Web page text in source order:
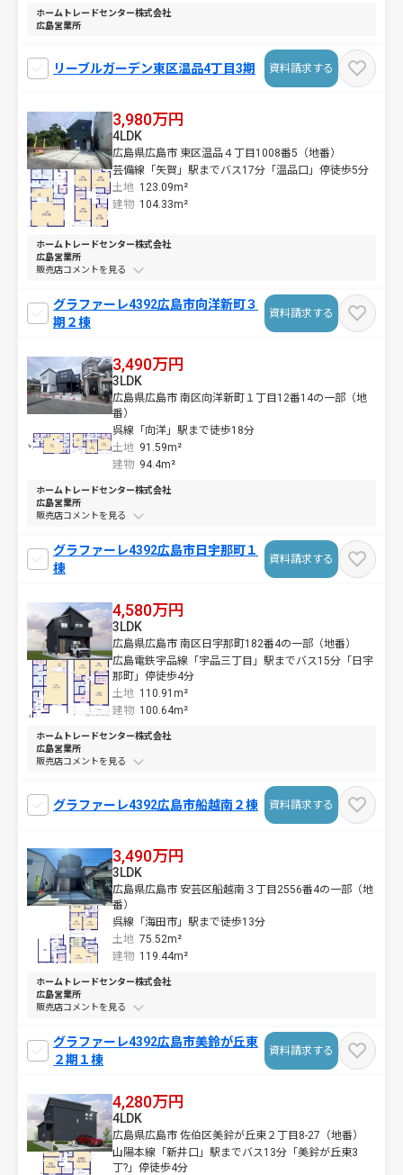
ホームトレードセンター株式会社
広島営業所
リーブルガーデン東区温品4丁目3期 資料請求する
3,980万円
広島県広島市 東区温品４丁目1008番5（地番）
芸備線「矢賀」駅までバス17分「温品口」停徒歩5分
土地 123.09m²
4LDK
建物 104.33m²
ホームトレードセンター株式会社
広島営業所
販売店コメントを
グラファーレ4392広島市向洋新町３
期２棟
資料請求する
3,490万円
広島県広島市 南区向洋新町１丁目12番14の一部（地
番）
呉線「向洋」駅まで徒歩18分
土地 91.59m²
3LDK
建物 94.4m²
ホームトレードセンター株式会社
広島営業所
販売店コメントを
グラファーレ4392広島市日宇那町１
棟
資料請求する
4,580万円
広島県広島市 南区日宇那町182番4の一部（地番）
広島電鉄宇品線「宇品三丁目」駅までバス15分「日宇
那町」停徒歩4分
土地 110.91m²
3LDK
建物 100.64m²
ホームトレードセンター株式会社
広島営業所
販売店コメントを
グラファーレ4392広島市船越南２棟 資料請求する
3,490万円
広島県広島市 安芸区船越南３丁目2556番4の一部（地
番）
呉線「海田市」駅まで徒歩13分
土地 75.52m²
3LDK
建物 119.44m²
ホームトレードセンター株式会社
広島営業所
販売店コメントを
グラファーレ4392広島市美鈴が丘東
２期１棟
資料請求する
4,280万円
広島県広島市 佐伯区美鈴が丘東２丁目8-27（地番）
山陽本線「新井口」駅までバス13分「美鈴が丘東3
丁?」停徒歩4分
4LDK